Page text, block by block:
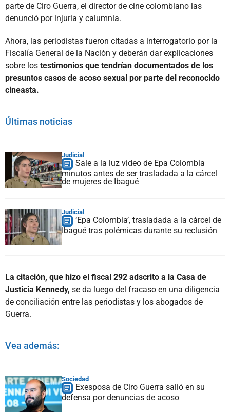
parte de Ciro Guerra, el director de cine colombiano las
denunció por injuria y calumnia.
Ahora, las periodistas fueron citadas a interrogatorio por la
Fiscalía General de la Nación y deberán dar explicaciones
sobre los testimonios que tendrían documentados de los
presuntos casos de acoso sexual por parte del reconocido
cineasta.
Últimas noticias
Judicial
Sale a la luz video de Epa Colombia
minutos antes de ser trasladada a la cárcel
de mujeres de Ibagué
Judicial
‘Epa Colombia’, trasladada a la cárcel de
Ibagué tras polémicas durante su reclusión
La citación, que hizo el fiscal 292 adscrito a la Casa de
Justicia Kennedy, se da luego del fracaso en una diligencia
de conciliación entre las periodistas y los abogados de
Guerra.
Vea además:
Sociedad
Exesposa de Ciro Guerra salió en su
defensa por denuncias de acoso